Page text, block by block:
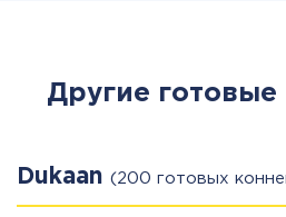
Другие готовые
Dukaan (200 готовых